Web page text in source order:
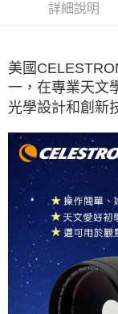
詳細說明
美國
一， 在專業天文
光學設計和創新